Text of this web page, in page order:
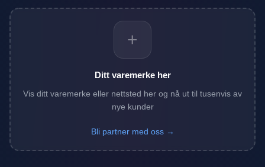
+
Ditt varemerke her
Vis ditt varemerke eller nettsted her og nå ut til tusenvis av
nye kunder
Bli partner med oss →